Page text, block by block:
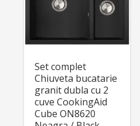
Set complet
Chiuveta bucatarie
granit dubla cu 2
cuve CookingAid
Cube ON8620